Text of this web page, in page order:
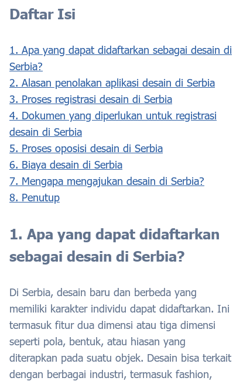
Daftar Isi
1. Apa yang dapat didaftarkan sebagai desain di
Serbia?
2. Alasan penolakan aplikasi desain di Serbia
3. Proses registrasi desain di Serbia
4. Dokumen yang diperlukan untuk registrasi
desain di Serbia
5. Proses oposisi desain di Serbia
6. Biaya desain di Serbia
7. Mengapa mengajukan desain di Serbia?
8. Penutup
1. Apa yang dapat didaftarkan
sebagai desain di Serbia?
Di Serbia, desain baru dan berbeda yang
memiliki karakter individu dapat didaftarkan. Ini
termasuk fitur dua dimensi atau tiga dimensi
seperti pola, bentuk, atau hiasan yang
diterapkan pada suatu objek. Desain bisa terkait
dengan berbagai industri, termasuk fashion,